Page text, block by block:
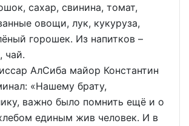
сахар, свинина, томат,
овощи, лук, кукуруза,
горошек. Из напитков –
чай.
АлСиба майор Константин
«Нашему брату,
важно было помнить ещё и о
единым жив человек. И в